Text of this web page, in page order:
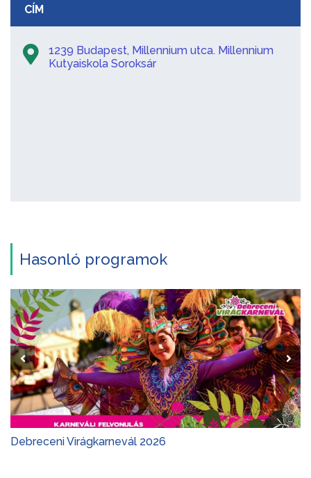
CÍM
1239 Budapest, Millennium utca. Millennium
Kutyaiskola Soroksár
Hasonló programok
Debreceni Virágkarnevál 2026